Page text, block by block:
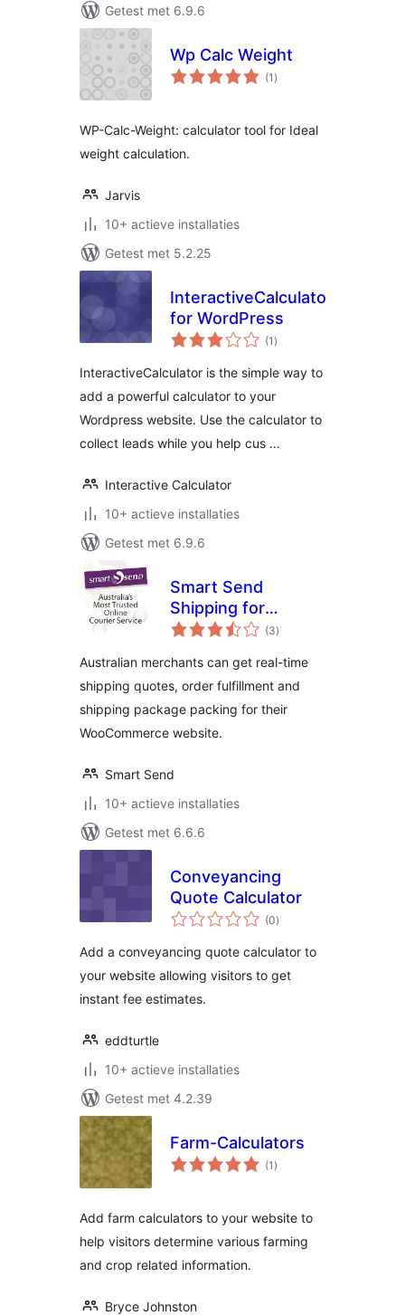
Getest met 6.9.6
Wp Calc Weight
(1 totaal
waarderingen
)
WP-Calc-Weight: calculator tool for Ideal
weight calculation.
Jarvis
10+ actieve installaties
Getest met 5.2.25
InteractiveCalculator
for WordPress
(1 totaal
waarderingen
)
InteractiveCalculator is the simple way to
add a powerful calculator to your
Wordpress website. Use the calculator to
collect leads while you help cus …
Interactive Calculator
10+ actieve installaties
Getest met 6.9.6
Smart Send
Shipping for
WooCommerce
(3totaal
waarderingen
)
Australian merchants can get real-time
shipping quotes, order fulfillment and
shipping package packing for their
WooCommerce website.
Smart Send
10+ actieve installaties
Getest met 6.6.6
Conveyancing
Quote Calculator
(0totaal
waarderingen
)
Add a conveyancing quote calculator to
your website allowing visitors to get
instant fee estimates.
eddturtle
10+ actieve installaties
Getest met 4.2.39
Farm-Calculators
(1 totaal
waarderingen
)
Add farm calculators to your website to
help visitors determine various farming
and crop related information.
Bryce Johnston